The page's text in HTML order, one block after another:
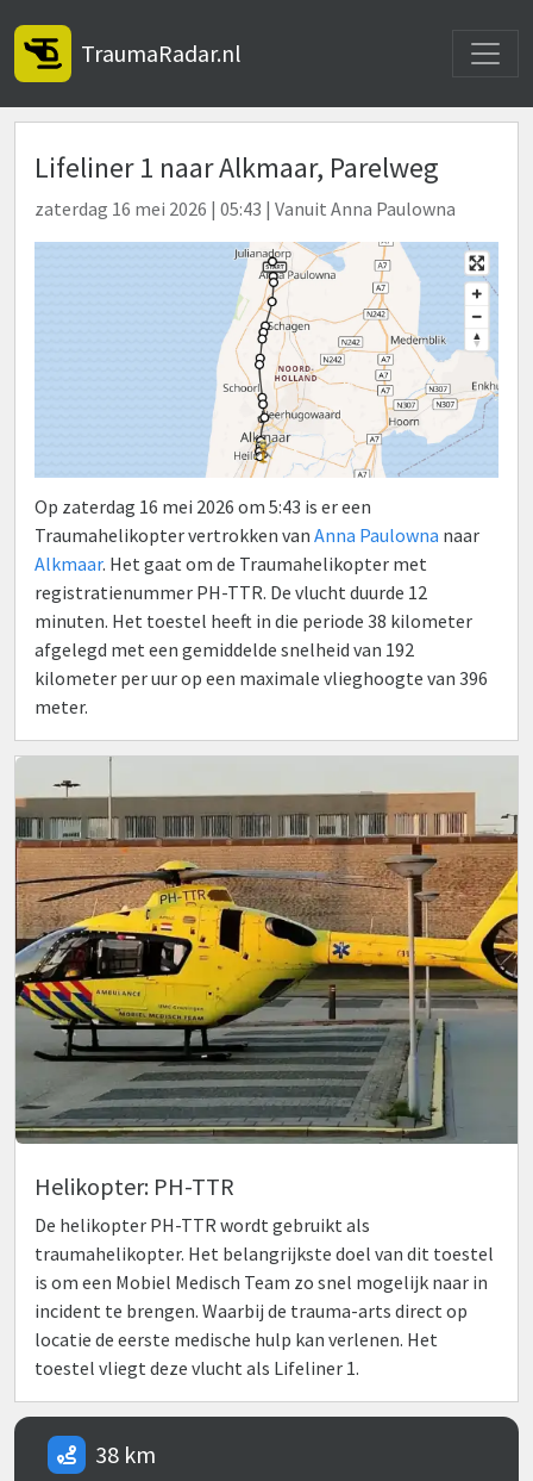
TraumaRadar.nl
Lifeliner 1 naar Alkmaar, Parelweg
zaterdag 16 mei 2026 | 05:43 | Vanuit Anna Paulowna
Op zaterdag 16 mei 2026 om 5:43 is er een
Traumahelikopter vertrokken van Anna Paulowna naar
Alkmaar. Het gaat om de Traumahelikopter met
registratienummer PH-TTR. De vlucht duurde 12
minuten. Het toestel heeft in die periode 38 kilometer
afgelegd met een gemiddelde snelheid van 192
kilometer per uur op een maximale vlieghoogte van 396
meter.
Helikopter: PH-TTR
De helikopter PH-TTR wordt gebruikt als
traumahelikopter. Het belangrijkste doel van dit toestel
is om een Mobiel Medisch Team zo snel mogelijk naar in
incident te brengen. Waarbij de trauma-arts direct op
locatie de eerste medische hulp kan verlenen. Het
toestel vliegt deze vlucht als Lifeliner 1.
38 km